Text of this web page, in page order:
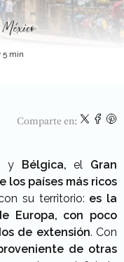
5 min
Comparte en:
y Bélgica, el Gran
los países más ricos
su territorio: es la
Europa, con poco
de extensión. Con
de otras